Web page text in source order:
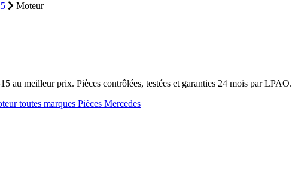
Moteur
au meilleur prix. Pièces contrôlées, testées et garanties 24 mois par LPAO.
toutes marques Pièces Mercedes